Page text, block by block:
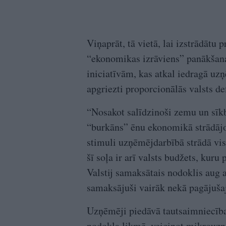
Viņaprāt, tā vietā, lai izstrādātu
“ekonomikas izrāviens”
iniciatīvām, kas atkal iedragā
apgriezti proporcionālās valsts
“Nosakot salīdzinoši zemu un
“burkāns” ēnu ekonomikā
stimuli uzņēmējdarbībā strādā
šī soļa ir arī valsts budžets, kuru
Valstij samaksātais nodoklis
samaksājuši vairāk nekā
Uzņēmēji piedāvā